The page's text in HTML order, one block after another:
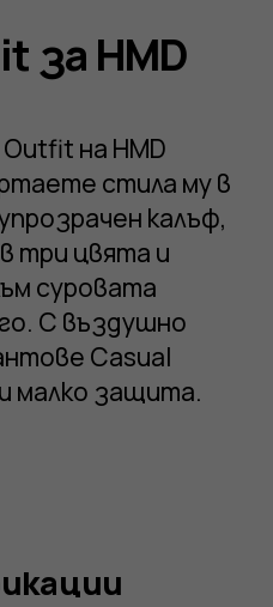
за HMD
на HMD
стила му в
калъф,
три цвята и
суровата
С въздушно
Casual
малко защита.